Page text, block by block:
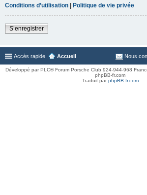
Conditions d’utilisation | Politique de vie privée
S’enregistrer
Accès rapide Accueil Nous
Développé par PLC® Forum Porsche Club 924-944-968
phpBB-fr.com
Traduit parphpBB-fr.com